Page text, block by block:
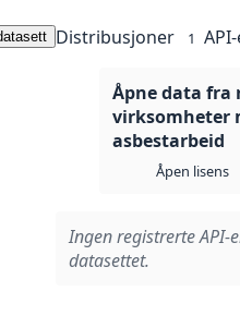
Distribusjoner 1
Åpne data fra
virksomheter
asbestarbeid
Åpen lisens
Ingen registrerte
datasettet.